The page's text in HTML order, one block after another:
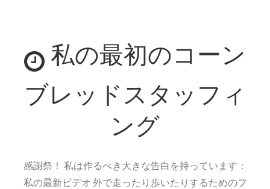
ル
ス・
ー
私の最初のコーン
ブレッドスタッフィ
ング
感謝祭！ 私は作るべき大きな告白を持っています：
私の最新ビデオ 外で走ったり歩いたりするためのフ